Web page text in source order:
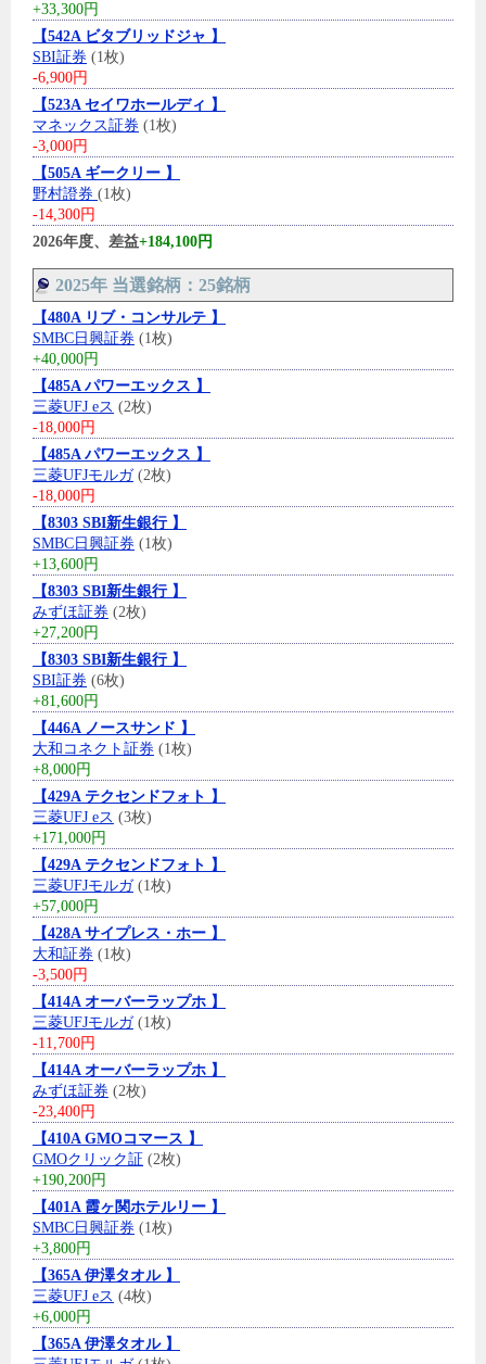
+33,300円
【542A ビタブリッドジャ 】
SBI証券 (1枚)
-6,900円
【523A セイワホールディ 】
マネックス証券 (1枚)
-3,000円
【505A ギークリー 】
野村證券 (1枚)
-14,300円
2026年度、差益+184,100円
2025年 当選銘柄：25銘柄
【480A リブ・コンサルテ 】
SMBC日興証券 (1枚)
+40,000円
【485A パワーエックス 】
三菱UFJ eス (2枚)
-18,000円
【485A パワーエックス 】
三菱UFJモルガ(2枚)
-18,000円
【8303 SBI新生銀行 】
SMBC日興証券 (1枚)
+13,600円
【8303 SBI新生銀行 】
みずほ証券 (2枚)
+27,200円
【8303 SBI新生銀行 】
SBI証券 (6枚)
+81,600円
【446A ノースサンド 】
大和コネクト証券 (1枚)
+8,000円
【429A テクセンドフォト 】
三菱UFJ eス (3枚)
+171,000円
【429A テクセンドフォト 】
三菱UFJモルガ(1枚)
+57,000円
【428A サイプレス・ホー 】
大和証券 (1枚)
-3,500円
【414A オーバーラップホ 】
三菱UFJモルガ(1枚)
-11,700円
【414A オーバーラップホ 】
みずほ証券 (2枚)
-23,400円
【410A GMOコマース 】
GMOクリック証 (2枚)
+190,200円
【401A 霞ヶ関ホテルリー 】
SMBC日興証券 (1枚)
+3,800円
【365A 伊澤タオル 】
三菱UFJ eス (4枚)
+6,000円
【365A 伊澤タオル 】